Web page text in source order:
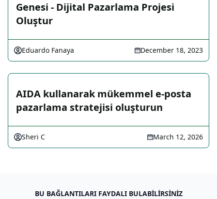
Genesi - Dijital Pazarlama Projesi
Oluştur
Eduardo Fanaya December 18, 2023
AIDA kullanarak mükemmel e-posta
pazarlama stratejisi oluşturun
Sheri C March 12, 2026
BU BAĞLANTILARI FAYDALI BULABILIRSINIZ